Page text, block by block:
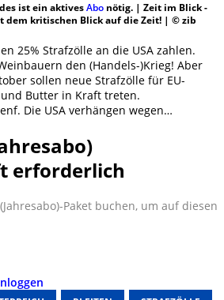
ist ein aktivesAbonötig. | Zeit im Blick -
dem kritischen Blick auf die Zeit! | © zib
25% Strafzölle an die USA zahlen.
den (Handels-)Krieg! Aber
sollen neue Strafzölle für EU-
Butter in Kraft treten.
Die USA verhängen wegen…
erforderlich
Paket buchen, um auf diesen